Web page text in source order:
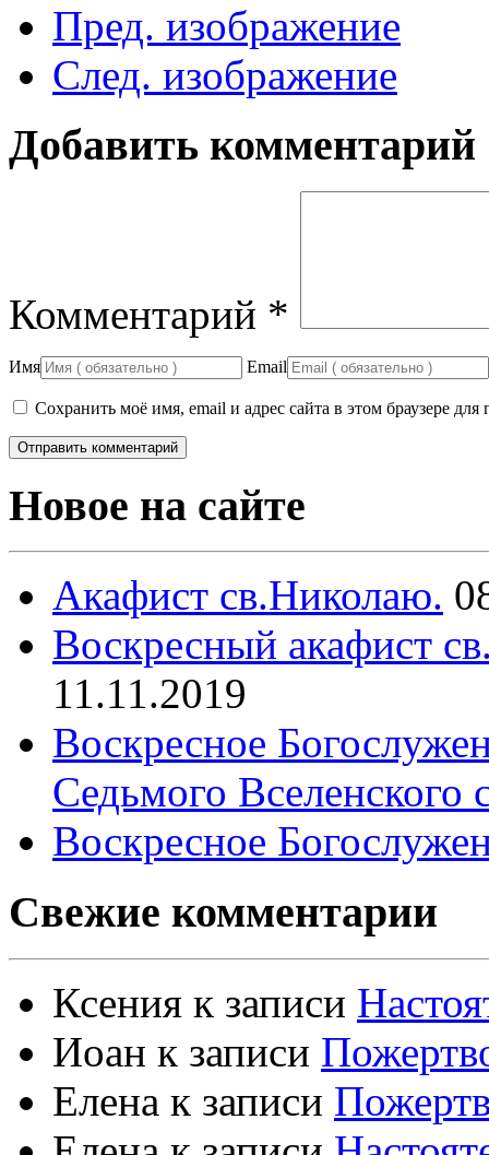
Пред. изображение
След. изображение
Добавить комментарий
Комментарий *
Имя Email
Сохранить моё имя, email и адрес сайта в этом браузере
Новое на сайте
Акафист св.Николаю.
Воскресный акафист
11.11.2019
Воскресное
Седьмого Вселенского
Воскресное
Свежие комментарии
Ксения к записи
Иоан к записи
Елена к записи